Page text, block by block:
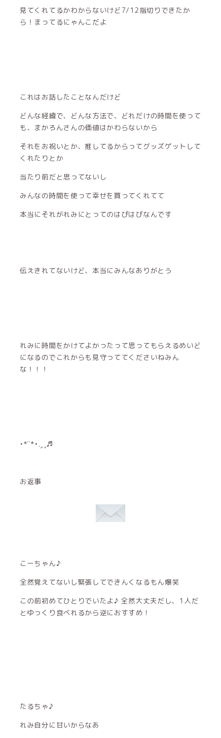
見てくれてるかわからないけど7/12指切りできたか
ら！まってるにゃんこだよ
これはお話したことなんだけど
どんな経緯で、どんな方法で、どれだけの時間を使って
も、まかろんさんの価値はかわらないから
それをお祝いとか、推してるからってグッズゲットして
くれたりとか
当たり前だと思ってないし
みんなの時間を使って幸せを買ってくれてて
本当にそれがれみにとってのはぴはぴなんです
伝えきれてないけど、本当にみんなありがとう
れみに時間をかけてよかったって思ってもらえるめいど
になるのでこれからも見守っててくださいねみん
な！！！
•*¨*•.¸¸♬︎
お返事
こーちゃん♪
全然覚えてないし緊張してできんくなるもん爆笑
この前初めてひとりでいたよ♪ 全然大丈夫だし、1人だ
とゆっくり食べれるから逆におすすめ！
たるちゃ♪
れみ自分に甘いからなあ